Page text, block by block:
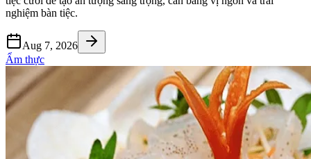
nghiệm bàn tiệc.
Aug 7, 2026
Ẩm thực